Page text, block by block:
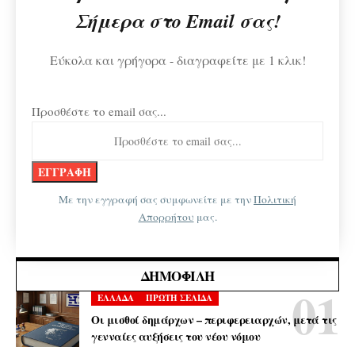
Σήμερα στο Email σας!
Εύκολα και γρήγορα - διαγραφείτε με 1 κλικ!
Προσθέστε το email σας...
Με την εγγραφή σας συμφωνείτε με τηνΠολιτική
Απορρήτου μας.
ΔΗΜΟΦΙΛΉ
ΕΛΛΑΔΑ ΠΡΩΤΗ ΣΕΛΙΔΑ
Οι μισθοί δημάρχων – περιφερειαρχών, μετά τις
γενναίες αυξήσεις του νέου νόμου